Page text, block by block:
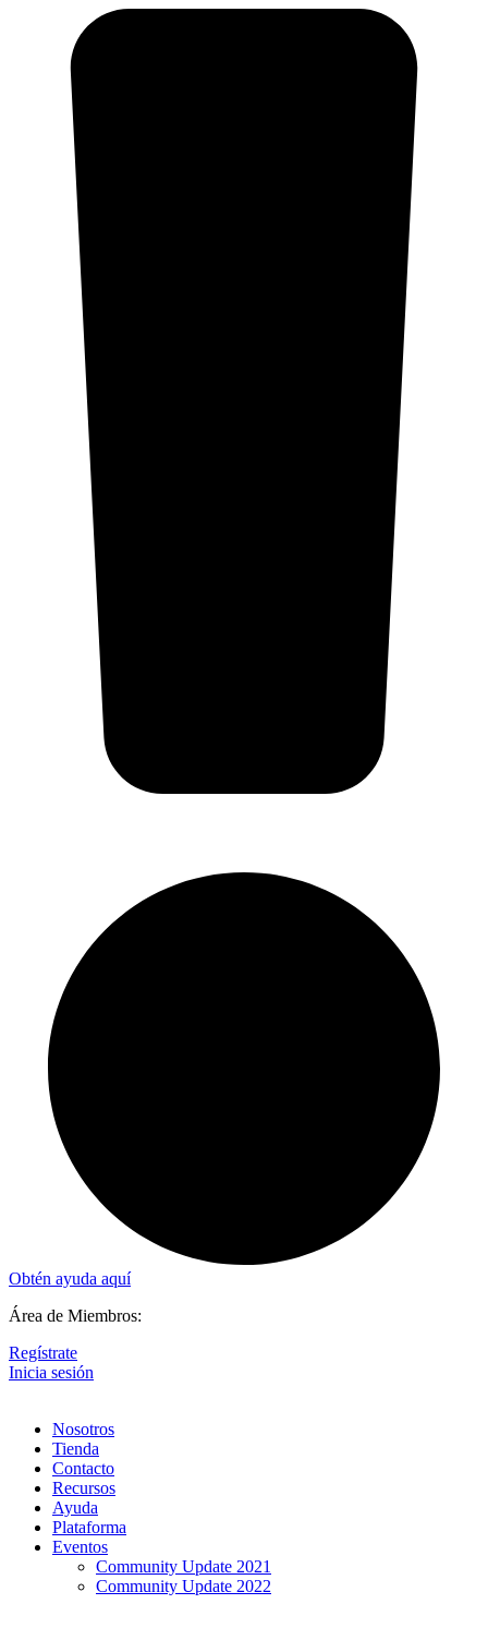
contenido
Obtén ayuda aquí
Área de Miembros:
Regístrate
Inicia sesión
Nosotros
Tienda
Contacto
Recursos
Ayuda
Plataforma
Eventos
Community Update 2021
Community Update 2022